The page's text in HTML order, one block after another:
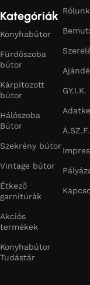
Kategóriák
Konyhabútor
Fürdőszoba
bútor
Kárpitozott
bútor
Hálószoba
Bútor
Szekrény bútor
Vintage bútor
Étkező
garnitúrák
Akciós
termékek
Konyhabútor
Tudástár
Rólunk
GY.I.K.
Á.SZ.F.